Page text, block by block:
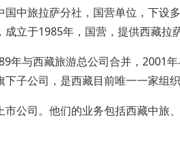
中旅拉萨分社，国营单位，下设
立于1985年，国营，提供西藏拉
年与西藏旅游总公司合并，2001
子公司，是西藏目前唯一一家组
公司。他们的业务包括西藏中旅